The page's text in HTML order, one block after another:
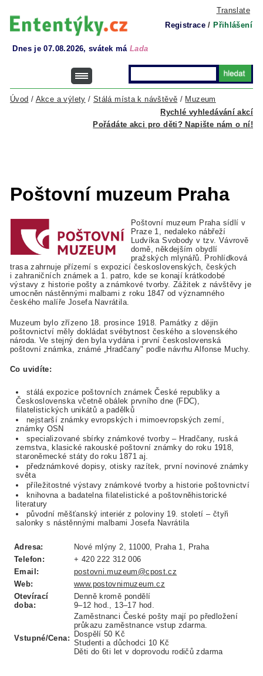
Translate
Registrace / Přihlášení
Dnes je 07.08.2026, svátek má Lada
Rychlé vyhledávání akcí
Úvod / Akce a výlety / Stálá místa k návštěvě / Muzeum
Pořádáte akci pro děti? Napište nám o ní!
Poštovní muzeum Praha
Poštovní muzeum Praha sídlí v
Praze 1, nedaleko nábřeží
Ludvíka Svobody v tzv. Vávrově
domě, někdejším obydlí
pražských mlynářů. Prohlídková
trasa zahrnuje přízemí s expozicí československých, českých
i zahraničních známek a 1. patro, kde se konají krátkodobé
výstavy z historie pošty a známkové tvorby. Zážitek z návštěvy je
umocněn nástěnnými malbami z roku 1847 od významného
českého malíře Josefa Navrátila.
Muzeum bylo zřízeno 18. prosince 1918. Památky z dějin
poštovnictví měly dokládat svébytnost českého a slovenského
národa. Ve stejný den byla vydána i první československá
poštovní známka, známé „Hradčany" podle návrhu Alfonse Muchy.
Co uvidíte:
stálá expozice poštovních známek České republiky a
Československa včetně obálek prvního dne (FDC),
filatelistických unikátů a padělků
nejstarší známky evropských i mimoevropských zemí,
známky OSN
specializované sbírky známkové tvorby – Hradčany, ruská
zemstva, klasické rakouské poštovní známky do roku 1918,
staroněmecké státy do roku 1871 aj.
předznámkové dopisy, otisky razítek, první novinové známky
světa
příležitostné výstavy známkové tvorby a historie poštovnictví
knihovna a badatelna filatelistické a poštovněhistorické
literatury
původní měšťanský interiér z poloviny 19. století – čtyři
salonky s nástěnnými malbami Josefa Navrátila
Adresa:
Nové mlýny 2, 11000, Praha 1, Praha
Telefon:
+ 420 222 312 006
Email:
postovni.muzeum@cpost.cz
Web:
www.postovnimuzeum.cz
Otevírací
doba:
Denně kromě pondělí
9–12 hod., 13–17 hod.
Vstupné/Cena:
Zaměstnanci České pošty mají po předložení
průkazu zaměstnance vstup zdarma.
Dospělí 50 Kč
Studenti a důchodci 10 Kč
Děti do 6ti let v doprovodu rodičů zdarma